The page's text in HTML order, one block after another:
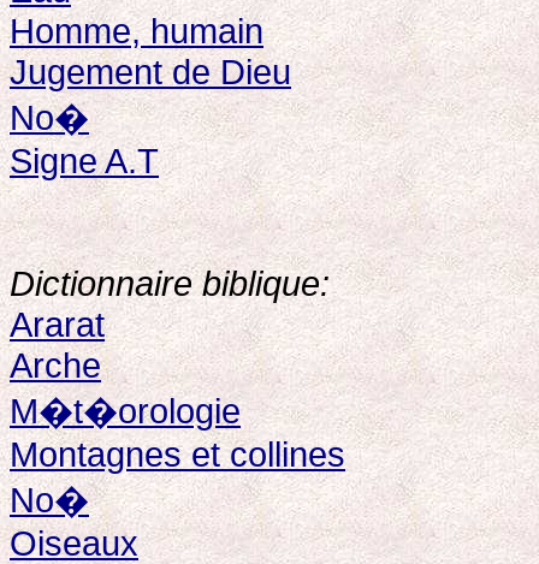
Homme, humain
Jugement de Dieu
No�
Signe A.T
Dictionnaire biblique:
Ararat
Arche
M�t�orologie
Montagnes et collines
No�
Oiseaux